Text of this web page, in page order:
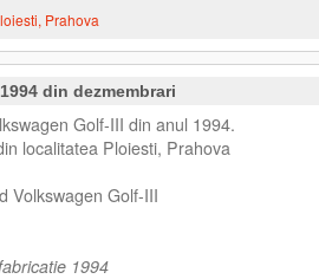
Prahova
din dezmembrari
Golf-III din anul 1994.
localitatea Ploiesti, Prahova
Volkswagen Golf-III
1994